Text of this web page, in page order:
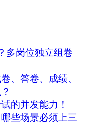
多岗位独立组卷
、答卷、成绩、
的并发能力！
些场景必须上三